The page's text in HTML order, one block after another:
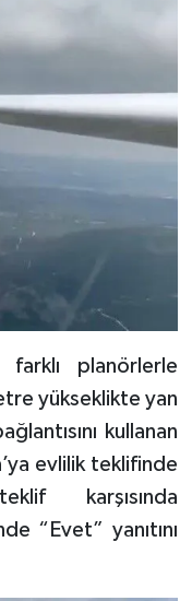
farklı planörlerle
yükseklikte yan
kullanan
evlilik teklifinde
karşısında
“Evet” yanıtını